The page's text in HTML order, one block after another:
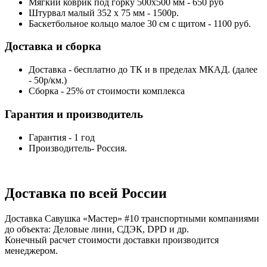
Штурвал малый 352 х 75 мм - 1500р.
Баскетбольное кольцо малое 30 см с щитом - 1100 руб.
Доставка и сборка
Доставка - бесплатно до ТК и в пределах МКАД. (далее
- 50р/км.)
Сборка - 25% от стоимости комплекса
Гарантия и производитель
Гарантия - 1 год
Производитель- Россия.
Доставка по всей России
Доставка Савушка «‎Мастер» #10 транспортными компаниями
до объекта: Деловые лини, СДЭК, DPD и др.
Конечный расчет стоимости доставки производится
менеджером.